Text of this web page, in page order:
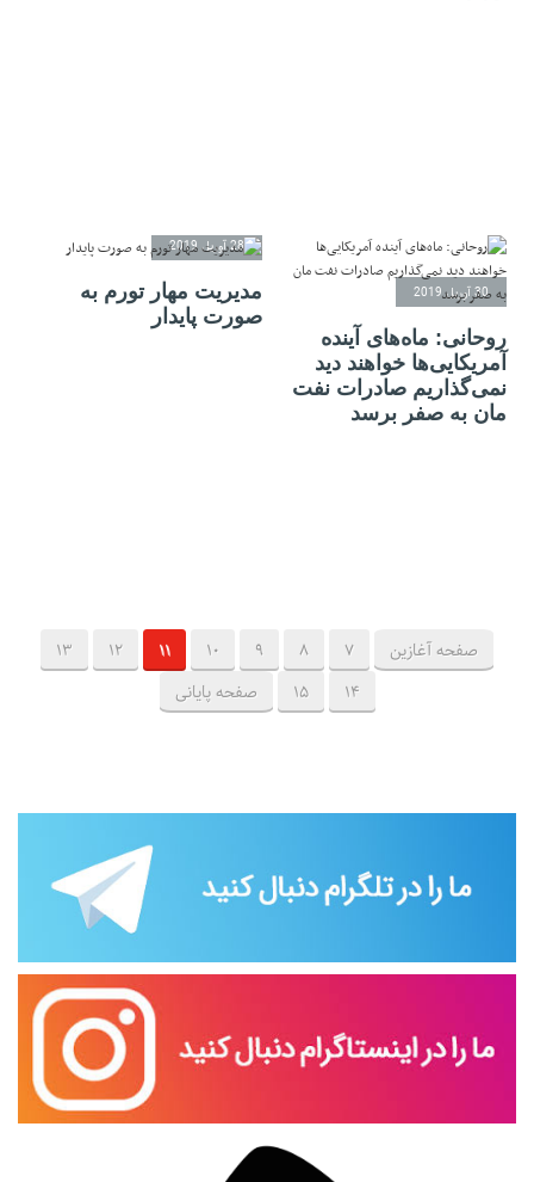
30 آوریل 2019
روحانی: ماه‌های آینده
آمریکا‌یی‌ها خواهند دید
نمی‌گذاریم صادرات نفت
مان به صفر برسد
28 آوریل 2019
مدیریت مهار تورم به
صورت پایدار
صفحه آغازین 7
8
9
10
11
12
13
14
15 صفحه پایانی